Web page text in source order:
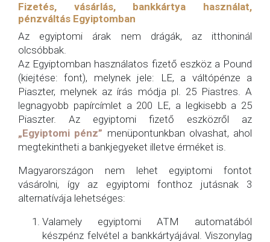
Fizetés, vásárlás, bankkártya használat,
pénzváltás Egyiptomban
Az egyiptomi árak nem drágák, az itthoninál
olcsóbbak.
Az Egyiptomban használatos fizető eszköz a Pound
(kiejtése: font), melynek jele: LE, a váltópénze a
Piaszter, melynek az írás módja pl. 25 Piastres. A
legnagyobb papírcímlet a 200 LE, a legkisebb a 25
Piaszter. Az egyiptomi fizető eszközről az
„Egyiptomi pénz” menüpontunkban olvashat, ahol
megtekintheti a bankjegyeket illetve érméket is.
Magyarországon nem lehet egyiptomi fontot
vásárolni, így az egyiptomi fonthoz jutásnak 3
alternatívája lehetséges:
Valamely egyiptomi ATM automatából
készpénz felvétel a bankkártyájával. Viszonylag